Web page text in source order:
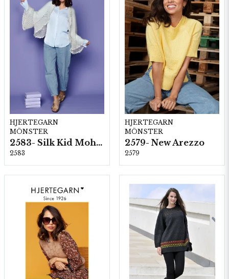
HJERTEGARN
MÖNSTER
2583- Silk Kid Mohair
2583
HJERTEGARN
MÖNSTER
2579- New Arezzo
2579